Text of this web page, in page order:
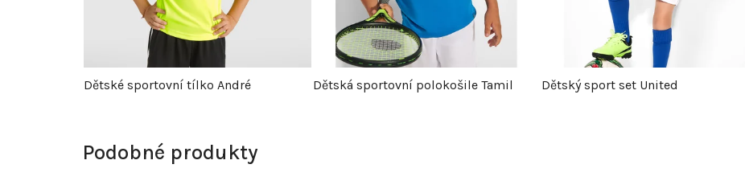
Dětské sportovní tílko André Dětská sportovní polokošile Tamil Dětský sport set United
Podobné produkty